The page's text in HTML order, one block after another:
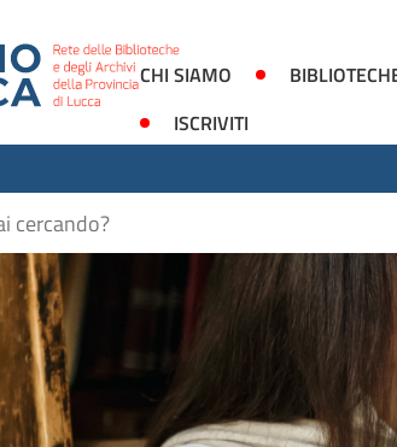
CHI SIAMO
ISCRIVITI
"Catalogo"